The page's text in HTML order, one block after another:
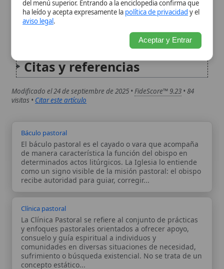
Modificado el 24 de septiembre de 2025 •FideScore™ 9.23• 84
visitas • Citar este artículo
de manera característica la función del obispo en
determinados actos litúrgicos. La Iglesia lo entiende
como un signo visible de la misión pastoral: el obispo
y enfoques pastorales orientados a ofrecer apoyo,
consuelo y guía espiritual a individuos y
comunidades en diversas situaciones de necesidad,
sufrimiento o búsqueda existencial. No se trata de un
concepto estático...
Artículo supervisado por el Comité
editorial de Wikitólica. Las afirmaciones
del artículo están basadas y contrastadas
usando fuentes catolicas: escritos
patrísticos, de santos, artículos
teológicos, documentos históricos, actas